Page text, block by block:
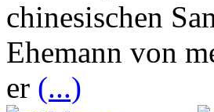
chinesischen
Ehemann von
er (...)